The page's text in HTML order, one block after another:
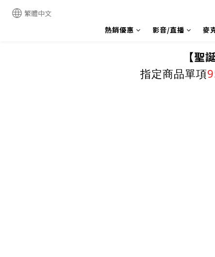
繁體中文
熱銷優惠
影音/直播 麥
【聖
指定商品單項